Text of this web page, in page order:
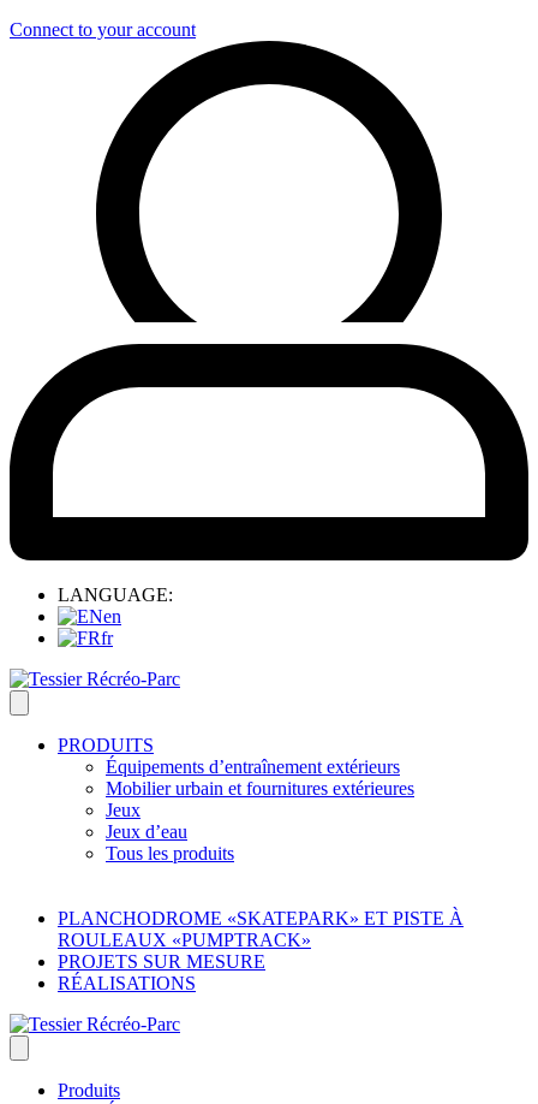
Connect to your account
LANGUAGE:
en
fr
PRODUITS
Équipements d’entraînement extérieurs
Mobilier urbain et fournitures extérieures
Jeux
Jeux d’eau
Tous les produits
PLANCHODROME «SKATEPARK» ET PISTE À
ROULEAUX «PUMPTRACK»
PROJETS SUR MESURE
RÉALISATIONS
Produits